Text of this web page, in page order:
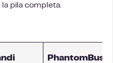
pila completa.